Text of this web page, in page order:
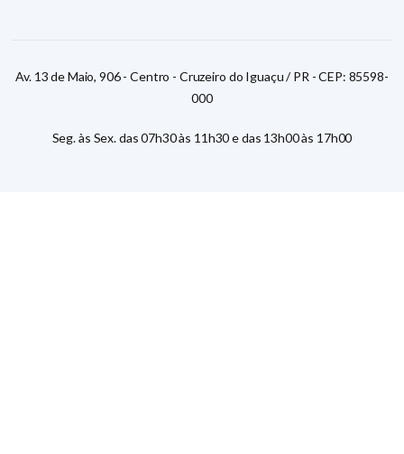
Av. 13 de Maio, 906 - Centro - Cruzeiro do Iguaçu / PR - CEP: 85598-
000
Seg. às Sex. das 07h30 às 11h30 e das 13h00 às 17h00